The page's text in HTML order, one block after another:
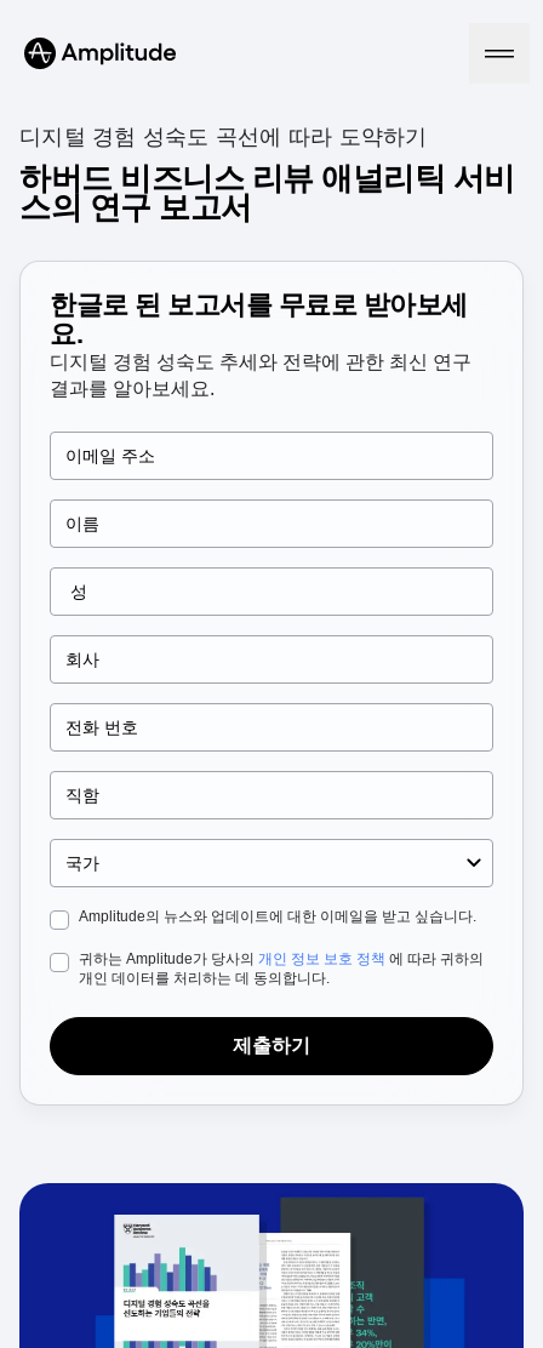
Platform
Amplitude AI
AI Agents
AI Feedback
Amplitude MCP
Agent Analytics
Early Access Program
Insights
Product Analytics
Marketing Analytics
Session Replay
Heatmaps
Zoning Insights
Action
Feature Experimentation
Web Experimentation
Feature Management
Activation
Data
Data Governance
Integrations
Security & Privacy
Solutions
Industry
Financial Services
Media
Healthcare
Ecommerce
Use Case
Acquisition
Retention
Monetization
Team
Product
Data
Marketing
Executive
Size
Startups
Enterprise
Resources
Learn
Resource Library
Compare
Glossary
Explore Hub
Connect
Community
Events
Partners
Support & Services
Developer Hub
Academy & Training
Customer Success
Product Updates
Tools
Benchmarks
Templates
Tracking Guides
Maturity Model
Event Taxonomy Generator
Pricing
Login
디지털 경험 성숙도 곡선에 따라 도약하기
하버드 비즈니스 리뷰 애널리틱 서비
스의 연구 보고서
한글로 된 보고서를 무료로 받아보세
요.
디지털 경험 성숙도 추세와 전략에 관한 최신 연구
결과를 알아보세요.
Amplitude의 뉴스와 업데이트에 대한 이메일을 받고 싶습니다.
귀하는 Amplitude가 당사의 개인 정보 보호 정책 에 따라 귀하의
개인 데이터를 처리하는 데 동의합니다.
제출하기